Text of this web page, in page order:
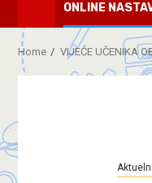
ONLINE
Home VIJEĆE UČENIKA